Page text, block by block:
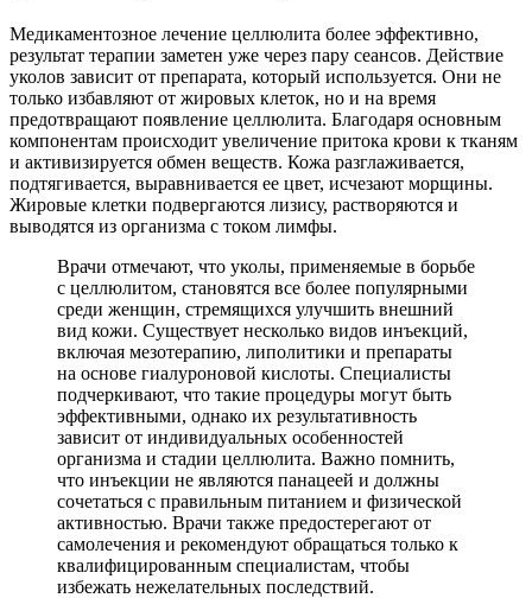
Медикаментозное лечение целлюлита более эффективно,
результат терапии заметен уже через пару сеансов. Действие
уколов зависит от препарата, который используется. Они не
только избавляют от жировых клеток, но и на время
предотвращают появление целлюлита. Благодаря основным
компонентам происходит увеличение притока крови к тканям
и активизируется обмен веществ. Кожа разглаживается,
подтягивается, выравнивается ее цвет, исчезают морщины.
Жировые клетки подвергаются лизису, растворяются и
выводятся из организма с током лимфы.
Врачи отмечают, что уколы, применяемые в борьбе
с целлюлитом, становятся все более популярными
среди женщин, стремящихся улучшить внешний
вид кожи. Существует несколько видов инъекций,
включая мезотерапию, липолитики и препараты
на основе гиалуроновой кислоты. Специалисты
подчеркивают, что такие процедуры могут быть
эффективными, однако их результативность
зависит от индивидуальных особенностей
организма и стадии целлюлита. Важно помнить,
что инъекции не являются панацеей и должны
сочетаться с правильным питанием и физической
активностью. Врачи также предостерегают от
самолечения и рекомендуют обращаться только к
квалифицированным специалистам, чтобы
избежать нежелательных последствий.